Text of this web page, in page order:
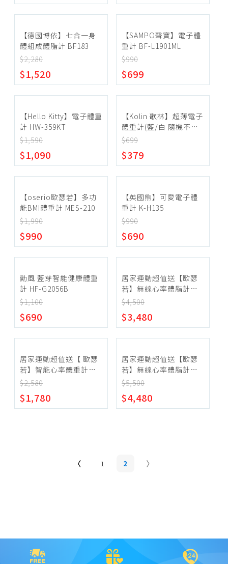
【德國博依】七合一身
體組成體脂計 BF183
$2,280
$1,520
【SAMPO聲寶】電子體
重計 BF-L1901ML
$990
$699
【Hello Kitty】電子體重
計 HW-359KT
$1,590
$1,090
【Kolin 歌林】超薄電子
體重計(藍/白 隨機不挑
色) KWN-DLW801
$699
$379
【oserio歐瑟若】多功
能BMI體重計 MES-210
$1,990
$990
【英國熊】可愛電子體
重計 K-H135
$990
$690
勳風 藍芽智能健康體重
計 HF-G2056B
$1,100
$690
居家運動超值送【歐瑟
若】無線心率體脂計
FTG-168 送 無線跳繩
$4,500
$3,480
居家運動超值送【 歐瑟
若】智能心率體重計
BTG-118 送 無線跳繩
$2,580
$1,780
居家運動超值送【歐瑟
若】無線心率體脂計
FTG-588 送 無線跳繩
$5,500
$4,480
1 2